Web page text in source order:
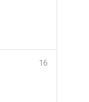
16